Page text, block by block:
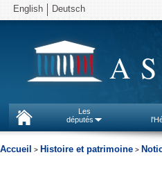
English Deutsch
Les
députés
Accueil > Histoire et patrimoine >